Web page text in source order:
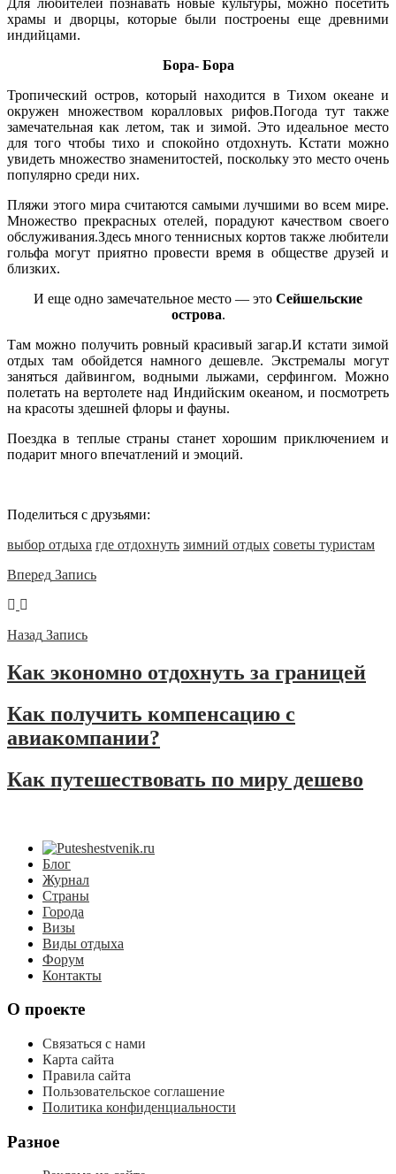
храмы и дворцы, которые были построены еще древними
индийцами.
Бора- Бора
Тропический остров, который находится в Тихом океане и
окружен множеством коралловых рифов.Погода тут также
замечательная как летом, так и зимой. Это идеальное место
для того чтобы тихо и спокойно отдохнуть. Кстати можно
увидеть множество знаменитостей, поскольку это место очень
популярно среди них.
Пляжи этого мира считаются самыми лучшими во всем мире.
Множество прекрасных отелей, порадуют качеством своего
обслуживания.Здесь много теннисных кортов также любители
гольфа могут приятно провести время в обществе друзей и
близких.
И еще одно замечательное место — это Сейшельские
острова.
Там можно получить ровный красивый загар.И кстати зимой
отдых там обойдется намного дешевле. Экстремалы могут
заняться дайвингом, водными лыжами, серфингом. Можно
полетать на вертолете над Индийским океаном, и посмотреть
на красоты здешней флоры и фауны.
Поездка в теплые страны станет хорошим приключением и
подарит много впечатлений и эмоций.
Поделиться с друзьями:
выбор отдыха где отдохнуть зимний отдых советы туристам
Вперед Запись
Назад Запись
Как экономно отдохнуть за границей
Как получить компенсацию с
авиакомпании?
Как путешествовать по миру дешево
Блог
Журнал
Страны
Города
Визы
Виды отдыха
Форум
Контакты
О проекте
Связаться с нами
Карта сайта
Правила сайта
Пользовательское соглашение
Политика конфиденциальности
Разное